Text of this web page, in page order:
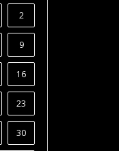
2
9
16
23
30